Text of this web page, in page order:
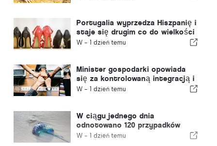
Portugalia wyprzedza Hiszpanię i
staje się drugim co do wielkości
producentem obuwia w Europie
W - 1 dzień temu
Minister gospodarki opowiada
się za kontrolowaną integracją i
gwarantuje imigrantom
W - 1 dzień temu
W ciągu jednego dnia
odnotowano 120 przypadków
użądleń przez meduzę z gatunku
W - 1 dzień temu